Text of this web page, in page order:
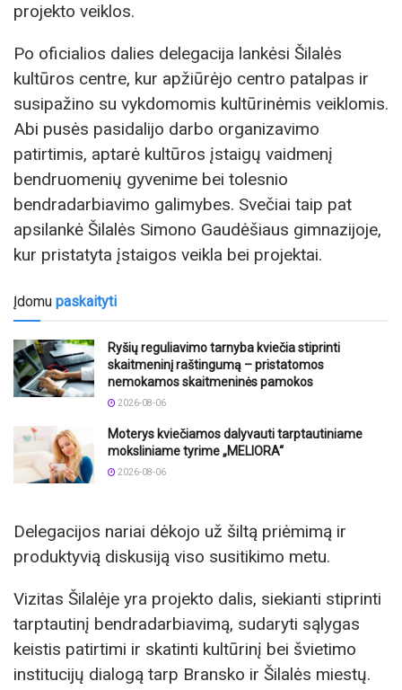
projekto veiklos.
Po oficialios dalies delegacija lankėsi Šilalės
kultūros centre, kur apžiūrėjo centro patalpas ir
susipažino su vykdomomis kultūrinėmis veiklomis.
Abi pusės pasidalijo darbo organizavimo
patirtimis, aptarė kultūros įstaigų vaidmenį
bendruomenių gyvenime bei tolesnio
bendradarbiavimo galimybes. Svečiai taip pat
apsilankė Šilalės Simono Gaudėšiaus gimnazijoje,
kur pristatyta įstaigos veikla bei projektai.
Įdomu paskaityti
Ryšių reguliavimo tarnyba kviečia stiprinti
skaitmeninį raštingumą – pristatomos
nemokamos skaitmeninės pamokos
2026-08-06
Moterys kviečiamos dalyvauti tarptautiniame
moksliniame tyrime „MELIORA“
2026-08-06
Delegacijos nariai dėkojo už šiltą priėmimą ir
produktyvią diskusiją viso susitikimo metu.
Vizitas Šilalėje yra projekto dalis, siekianti stiprinti
tarptautinį bendradarbiavimą, sudaryti sąlygas
keistis patirtimi ir skatinti kultūrinį bei švietimo
institucijų dialogą tarp Bransko ir Šilalės miestų.